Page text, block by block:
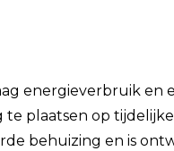
energieverbruik en
plaatsen op
behuizing en is